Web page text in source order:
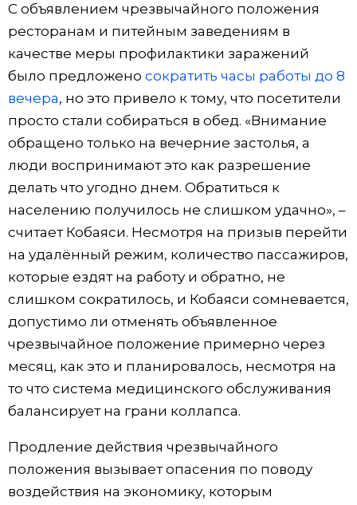
С объявлением чрезвычайного положения
ресторанам и питейным заведениям в
качестве меры профилактики заражений
было предложено сократить часы работы до 8
вечера, но это привело к тому, что посетители
просто стали собираться в обед. «Внимание
обращено только на вечерние застолья, а
люди воспринимают это как разрешение
делать что угодно днем. Обратиться к
населению получилось не слишком удачно», –
считает Кобаяси. Несмотря на призыв перейти
на удалённый режим, количество пассажиров,
которые ездят на работу и обратно, не
слишком сократилось, и Кобаяси сомневается,
допустимо ли отменять объявленное
чрезвычайное положение примерно через
месяц, как это и планировалось, несмотря на
то что система медицинского обслуживания
балансирует на грани коллапса.
Продление действия чрезвычайного
положения вызывает опасения по поводу
воздействия на экономику, которым